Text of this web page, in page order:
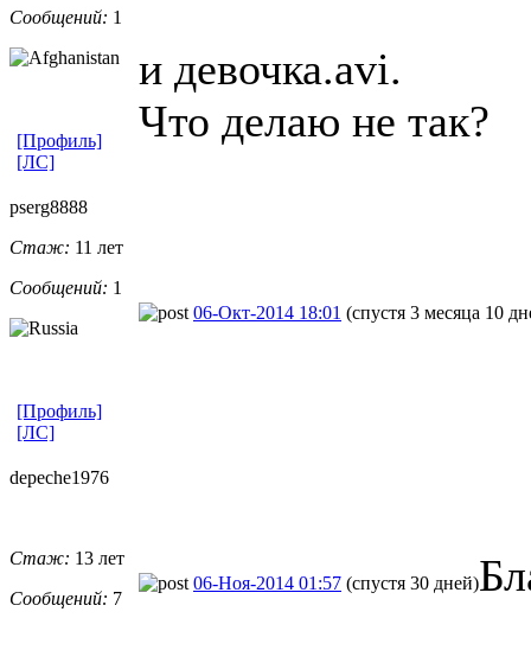
Сообщений: 1
и девочка.avi.
Что делаю не так?
[Профиль]
[ЛС]
pserg8888
Стаж: 11 лет
Сообщений: 1
06-Окт-2014 18:01 (спустя 3 месяца 10
[Профиль]
[ЛС]
depeche1976
Стаж: 13 лет
Сообщений: 7
06-Ноя-2014 01:57 (спустя 30 дней)